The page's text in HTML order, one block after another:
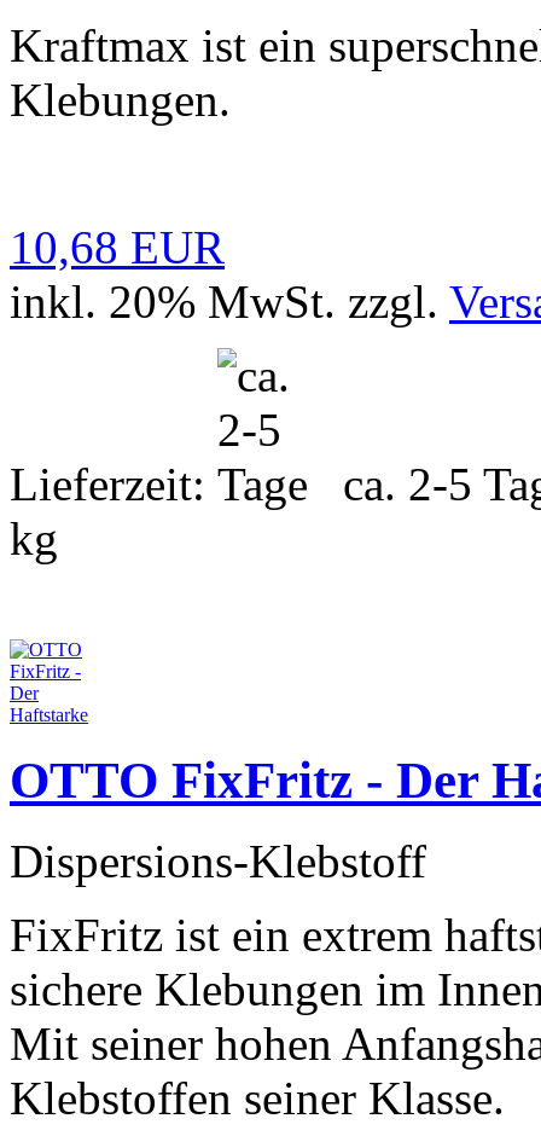
Kraftmax ist ein
Klebungen.
10,68 EUR
inkl. 20% MwSt. zzgl.
Lieferzeit:
ca. 2-5
kg
OTTO FixFritz - Der
Dispersions-Klebstoff
FixFritz ist ein extrem
sichere Klebungen im
Mit seiner hohen
Klebstoffen seiner Klasse.